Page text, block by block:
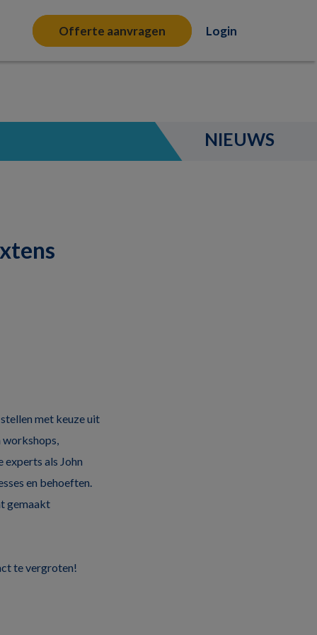
Offerte aanvragen Login
NIEUWS
met keuze uit
experts als John
en behoeften.
gemaakt
te vergroten!